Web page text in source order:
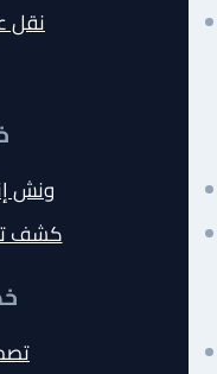
نقل
ونش
كشف